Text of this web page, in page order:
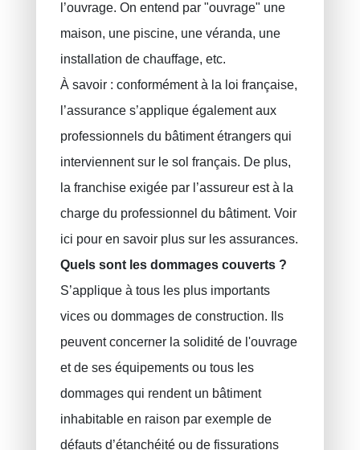
l’ouvrage. On entend par "ouvrage" une
maison, une piscine, une véranda, une
installation de chauffage, etc.
À savoir : conformément à la loi française,
l’assurance s’applique également aux
professionnels du bâtiment étrangers qui
interviennent sur le sol français. De plus,
la franchise exigée par l’assureur est à la
charge du professionnel du bâtiment. Voir
ici pour en savoir plus sur les assurances.
Quels sont les dommages couverts ?
S’applique à tous les plus importants
vices ou dommages de construction. Ils
peuvent concerner la solidité de l'ouvrage
et de ses équipements ou tous les
dommages qui rendent un bâtiment
inhabitable en raison par exemple de
défauts d’étanchéité ou de fissurations
Accident de travail
Assurance décennale
Protection juridique